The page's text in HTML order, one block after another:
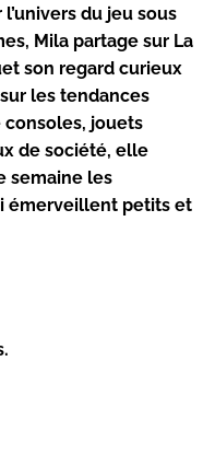
du jeu sous
Mila partage sur La
son regard curieux
les tendances
consoles, jouets
de société, elle
semaine les
émerveillent petits et